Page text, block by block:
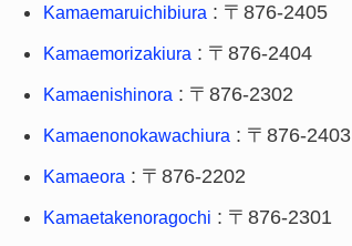
Kamaemaruichibiura : 〒876-2405
Kamaemorizakiura : 〒876-2404
Kamaenishinora : 〒876-2302
Kamaenonokawachiura : 〒876-2403
Kamaeora : 〒876-2202
Kamaetakenoragochi : 〒876-2301